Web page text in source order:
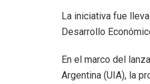
La iniciativa fue
Desarrollo
En el marco del
Argentina (UIA), la